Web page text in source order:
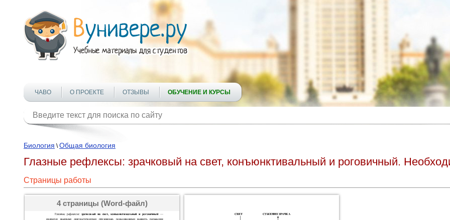
ЧАВО О ПРОЕКТЕ ОТЗЫВЫ ОБУЧЕНИЕ И КУРСЫ
Биология \Общая биология
Глазные рефлексы: зрачковый на свет, конъюнктивальный и роговичный.
Страницы работы
4 страницы (Word-файл)